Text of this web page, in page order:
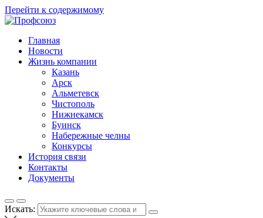
Перейти к содержимому
Таттелеком
Главная
Новости
Жизнь компании
Казань
Арск
Альметевск
Чистополь
Нижнекамск
Буинск
Набережные челны
Конкурсы
История связи
Контакты
Документы
Искать: